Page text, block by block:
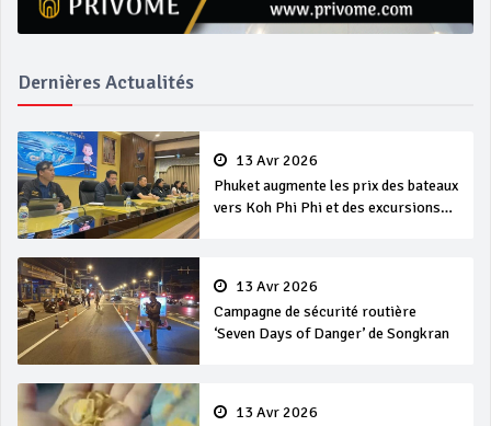
Dernières Actualités
13 Avr 2026
Phuket augmente les prix des bateaux
vers Koh Phi Phi et des excursions
13 Avr 2026
Campagne de sécurité routière
‘Seven Days of Danger’ de Songkran
13 Avr 2026